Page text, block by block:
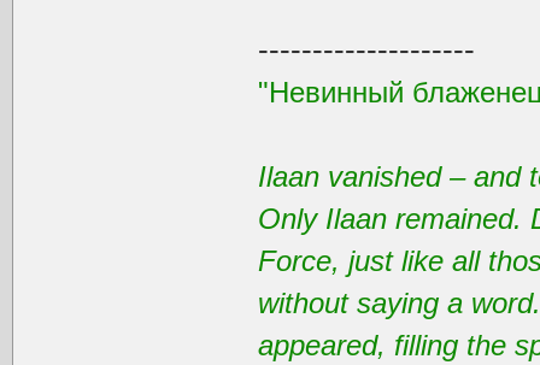
--------------------
"Невинный
Ilaan vanished – and
Only Ilaan remained.
Force, just like all
without saying a
appeared, filling the